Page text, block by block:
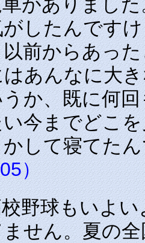
したんです
前からあっ
あんなに大
か、既に何
今までどこ
して寝てた
）
野球もいよ
せん。夏の